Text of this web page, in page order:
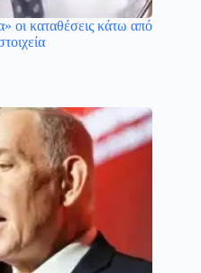
οι καταθέσεις κάτω από